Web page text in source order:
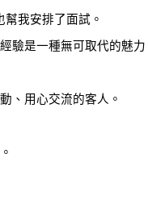
我安排了面試。
驗是一種無可取代的魅力
、用心交流的客人。